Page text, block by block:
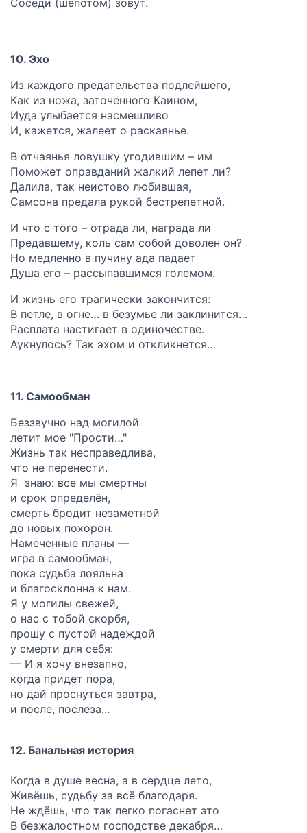
Соседи (шёпотом) зовут.
10. Эхо
Из каждого предательства подлейшего,
Как из ножа, заточенного Каином,
Иуда улыбается насмешливо
И, кажется, жалеет о раскаянье.
В отчаянья ловушку угодившим – им
Поможет оправданий жалкий лепет ли?
Далила, так неистово любившая,
Самсона предала рукой бестрепетной.
И что с того – отрада ли, награда ли
Предавшему, коль сам собой доволен он?
Но медленно в пучину ада падает
Душа его – рассыпавшимся големом.
И жизнь его трагически закончится:
В петле, в огне… в безумье ли заклинится…
Расплата настигает в одиночестве.
Аукнулось? Так эхом и откликнется…
11. Самообман
Беззвучно над могилой
летит мое "Прости…"
Жизнь так несправедлива,
что не перенести.
Я знаю: все мы смертны
и срок определён,
смерть бродит незаметной
до новых похорон.
Намеченные планы —
игра в самообман,
пока судьба лояльна
и благосклонна к нам.
Я у могилы свежей,
о нас с тобой скорбя,
прошу с пустой надеждой
у смерти для себя:
— И я хочу внезапно,
когда придет пора,
но дай проснуться завтра,
и после, послеза...
12. Банальная история
Когда в душе весна, а в сердце лето,
Живёшь, судьбу за всё благодаря.
Не ждёшь, что так легко погаснет это
В безжалостном господстве декабря…